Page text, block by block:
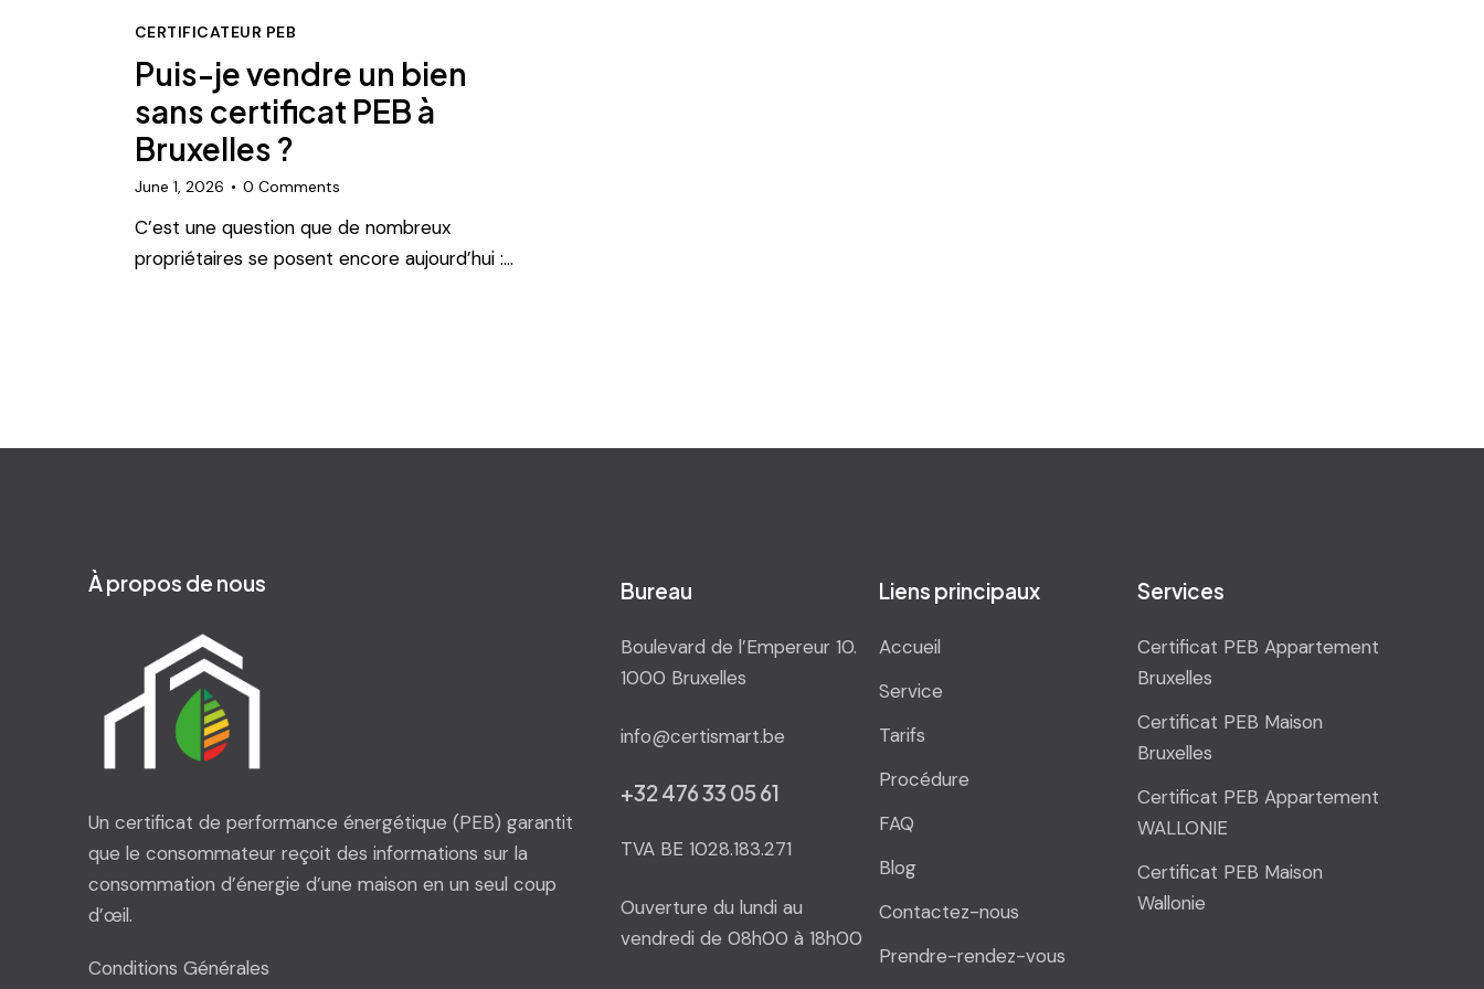
CERTIFICATEUR PEB
Puis-je vendre un bien
sans certificat PEB à
Bruxelles ?
June 1, 2026 0 Comments
C’est une question que de nombreux
propriétaires se posent encore aujourd’hui :…
À propos de nous
Un certificat de performance énergétique (PEB) garantit
que le consommateur reçoit des informations sur la
consommation d’énergie d’une maison en un seul coup
d’œil.
Conditions Générales
Bureau
Boulevard de l’Empereur 10.
1000 Bruxelles
info@certismart.be
+32 476 33 05 61
TVA BE 1028.183.271
Ouverture du lundi au
vendredi de 08h00 à 18h00
Liens principaux
Accueil
Service
Tarifs
Procédure
FAQ
Blog
Contactez-nous
Prendre-rendez-vous
Services
Certificat PEB Appartement
Bruxelles
Certificat PEB Maison
Bruxelles
Certificat PEB Appartement
WALLONIE
Certificat PEB Maison
Wallonie